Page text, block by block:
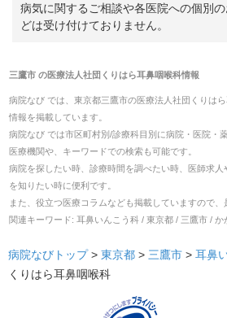
病気に関するご相談や各医院への個別
どは受け付けておりません。
三鷹市の医療法人社団くりはら耳鼻咽喉科情報
病院なび では、 東京都三鷹市の医療法人社団くりは
情報を掲載しています。
病院なび では市区町村別/診療科目別に病院・医院・
医療機関や、キーワードでの検索も可能です。
病院を探したい時、診療時間を調べたい時、医師求
を知りたい時に便利です。
また、役立つ医療コラムなども掲載していますので、
関連キーワード: 耳鼻いんこう科 / 東京都 / 三鷹市 / か
病院なびトップ > 東京都 > 三鷹市 > 耳鼻
くりはら耳鼻咽喉科